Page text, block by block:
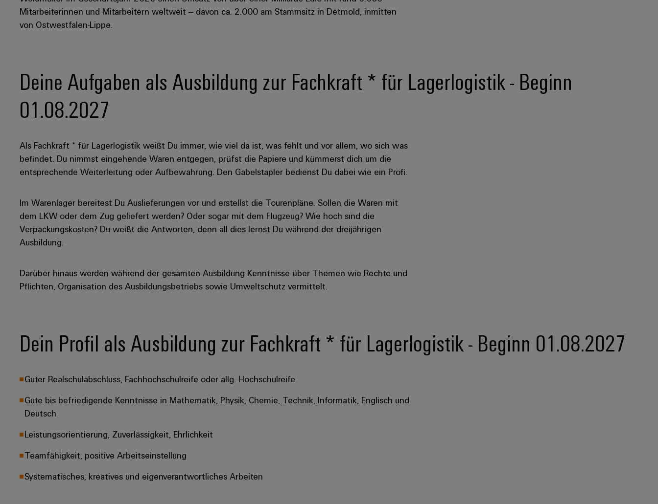
Mitarbeiterinnen und Mitarbeitern weltweit – davon ca. 2.000 am Stammsitz in Detmold, inmitten
von Ostwestfalen-Lippe.
Deine Aufgaben als Ausbildung zur Fachkraft * für Lagerlogistik - Beginn
01.08.2027
Als Fachkraft * für Lagerlogistik weißt Du immer, wie viel da ist, was fehlt und vor allem, wo sich was
befindet. Du nimmst eingehende Waren entgegen, prüfst die Papiere und kümmerst dich um die
entsprechende Weiterleitung oder Aufbewahrung. Den Gabelstapler bedienst Du dabei wie ein Profi.
Im Warenlager bereitest Du Auslieferungen vor und erstellst die Tourenpläne. Sollen die Waren mit
dem LKW oder dem Zug geliefert werden? Oder sogar mit dem Flugzeug? Wie hoch sind die
Verpackungskosten? Du weißt die Antworten, denn all dies lernst Du während der dreijährigen
Ausbildung.
Darüber hinaus werden während der gesamten Ausbildung Kenntnisse über Themen wie Rechte und
Pflichten, Organisation des Ausbildungsbetriebs sowie Umweltschutz vermittelt.
Dein Profil als Ausbildung zur Fachkraft * für Lagerlogistik - Beginn 01.08.2027
Guter Realschulabschluss, Fachhochschulreife oder allg. Hochschulreife
Gute bis befriedigende Kenntnisse in Mathematik, Physik, Chemie, Technik, Informatik, Englisch und
Deutsch
Leistungsorientierung, Zuverlässigkeit, Ehrlichkeit
Teamfähigkeit, positive Arbeitseinstellung
Systematisches, kreatives und eigenverantwortliches Arbeiten